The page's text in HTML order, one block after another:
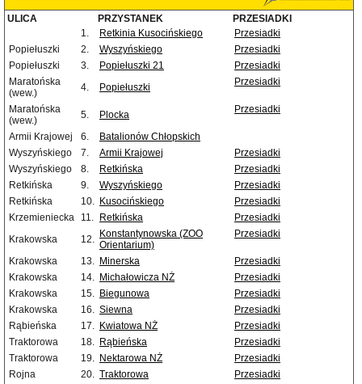
ULICA PRZYSTANEK
PRZESIADKI
1.
Retkinia Kusocińskiego
Przesiadki
Popiełuszki
2. Wyszyńskiego
Przesiadki
Popiełuszki
3. Popiełuszki 21
Przesiadki
Maratońska
(wew.)
4. Popiełuszki Przesiadki
Maratońska
(wew.)
5. Plocka Przesiadki
Armii Krajowej 6.
Batalionów Chłopskich
Wyszyńskiego
7. Armii Krajowej
Przesiadki
Wyszyńskiego
8. Retkińska
Przesiadki
Retkińska
9. Wyszyńskiego
Przesiadki
Retkińska
10. Kusocińskiego
Przesiadki
Krzemieniecka
11. Retkińska
Przesiadki
Krakowska
12. Konstantynowska (ZOO
Orientarium)
Przesiadki
Krakowska 13. Minerska
Przesiadki
Krakowska
14. Michałowicza NŻ
Przesiadki
Krakowska
15. Biegunowa
Przesiadki
Krakowska
16. Siewna
Przesiadki
Rąbieńska
17. Kwiatowa NŻ
Przesiadki
Traktorowa
18. Rąbieńska
Przesiadki
Traktorowa
19. Nektarowa NŻ
Przesiadki
Rojna
20. Traktorowa
Przesiadki